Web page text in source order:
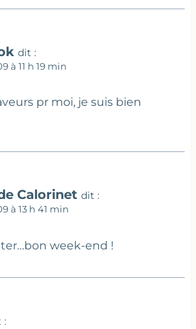
dit :
à 11 h 19 min
pr moi, je suis bien
Calorinet dit :
à 13 h 41 min
week-end !
: